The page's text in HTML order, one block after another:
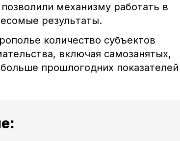
механизму работать в
результаты.
количество субъектов
включая самозанятых,
прошлогодних показателей